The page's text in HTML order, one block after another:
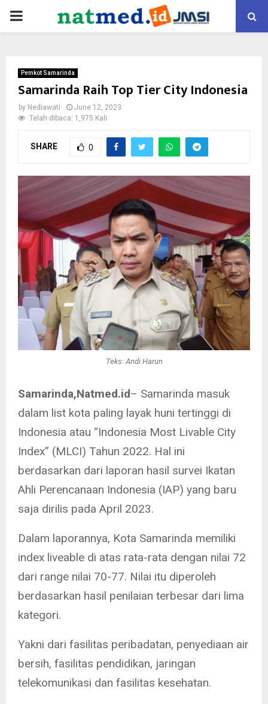
PRIMARY
Pemkot Samarinda
Samarinda Raih Top Tier City Indonesia
by Nediawati
June 12, 2023
Telah dibaca: 1,975 Kali
SHARE 0
Teks: Andi Harun
Samarinda,Natmed.id– Samarinda masuk
dalam list kota paling layak huni tertinggi di
Indonesia atau “Indonesia Most Livable City
Index” (MLCI) Tahun 2022. Hal ini
berdasarkan dari laporan hasil survei Ikatan
Ahli Perencanaan Indonesia (IAP) yang baru
saja dirilis pada April 2023.
Dalam laporannya, Kota Samarinda memiliki
index liveable di atas rata-rata dengan nilai 72
dari range nilai 70-77. Nilai itu diperoleh
berdasarkan hasil penilaian terbesar dari lima
kategori.
Yakni dari fasilitas peribadatan, penyediaan air
bersih, fasilitas pendidikan, jaringan
telekomunikasi dan fasilitas kesehatan.